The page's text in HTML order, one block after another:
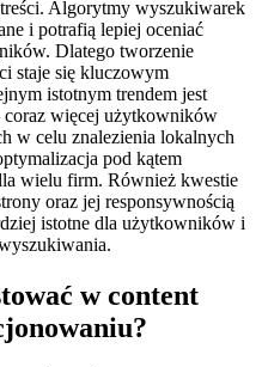
Algorytmy wyszukiwarek
i potrafią lepiej oceniać
Dlatego tworzenie
staje się kluczowym
istotnym trendem jest
coraz więcej użytkowników
w celu znalezienia lokalnych
pod kątem
wielu firm. Również kwestie
oraz jej responsywnością
istotne dla użytkowników i
w content